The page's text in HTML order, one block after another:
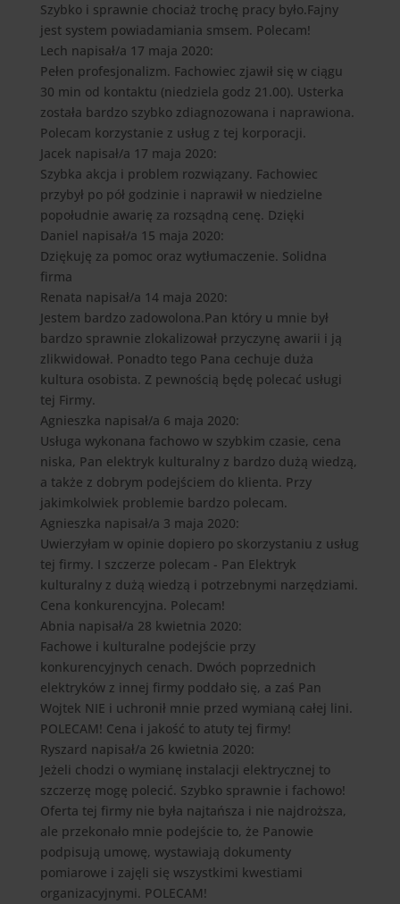
Szybko i sprawnie chociaż trochę pracy było.Fajny
jest system powiadamiania smsem. Polecam!
Lech napisał/a 17 maja 2020:
Pełen profesjonalizm. Fachowiec zjawił się w ciągu
30 min od kontaktu (niedziela godz 21.00). Usterka
została bardzo szybko zdiagnozowana i naprawiona.
Polecam korzystanie z usług z tej korporacji.
Jacek napisał/a 17 maja 2020:
Szybka akcja i problem rozwiązany. Fachowiec
przybył po pół godzinie i naprawił w niedzielne
popołudnie awarię za rozsądną cenę. Dzięki
Daniel napisał/a 15 maja 2020:
Dziękuję za pomoc oraz wytłumaczenie. Solidna
firma
Renata napisał/a 14 maja 2020:
Jestem bardzo zadowolona.Pan który u mnie był
bardzo sprawnie zlokalizował przyczynę awarii i ją
zlikwidował. Ponadto tego Pana cechuje duża
kultura osobista. Z pewnością będę polecać usługi
tej Firmy.
Agnieszka napisał/a 6 maja 2020:
Usługa wykonana fachowo w szybkim czasie, cena
niska, Pan elektryk kulturalny z bardzo dużą wiedzą,
a także z dobrym podejściem do klienta. Przy
jakimkolwiek problemie bardzo polecam.
Agnieszka napisał/a 3 maja 2020:
Uwierzyłam w opinie dopiero po skorzystaniu z usług
tej firmy. I szczerze polecam - Pan Elektryk
kulturalny z dużą wiedzą i potrzebnymi narzędziami.
Cena konkurencyjna. Polecam!
Abnia napisał/a 28 kwietnia 2020:
Fachowe i kulturalne podejście przy
konkurencyjnych cenach. Dwóch poprzednich
elektryków z innej firmy poddało się, a zaś Pan
Wojtek NIE i uchronił mnie przed wymianą całej lini.
POLECAM! Cena i jakość to atuty tej firmy!
Ryszard napisał/a 26 kwietnia 2020:
Jeżeli chodzi o wymianę instalacji elektrycznej to
szczerzę mogę polecić. Szybko sprawnie i fachowo!
Oferta tej firmy nie była najtańsza i nie najdroższa,
ale przekonało mnie podejście to, że Panowie
podpisują umowę, wystawiają dokumenty
pomiarowe i zajęli się wszystkimi kwestiami
organizacyjnymi. POLECAM!